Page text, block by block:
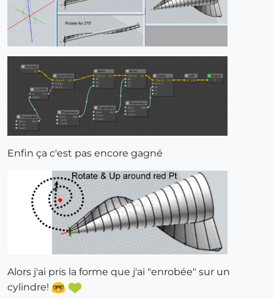
Enfin ça c'est pas encore gagné
Alors j'ai pris la forme que j'ai "enrobée" sur un
cylindre!